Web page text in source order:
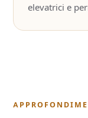
elevatrici e